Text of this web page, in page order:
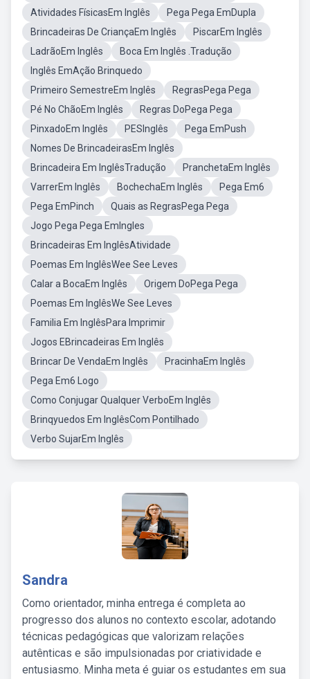
Atividades FísicasEm Inglês
Pega Pega EmDupla
Brincadeiras De CriançaEm Inglês
PiscarEm Inglês
LadrãoEm Inglês
Boca Em Inglês .Tradução
Inglês EmAção Brinquedo
Primeiro SemestreEm Inglês
RegrasPega Pega
Pé No ChãoEm Inglês
Regras DoPega Pega
PinxadoEm Inglês
PESInglês
Pega EmPush
Nomes De BrincadeirasEm Inglês
Brincadeira Em InglêsTradução
PranchetaEm Inglês
VarrerEm Inglês
BochechaEm Inglês
Pega Em6
Pega EmPinch
Quais as RegrasPega Pega
Jogo Pega Pega EmIngles
Brincadeiras Em InglêsAtividade
Poemas Em InglêsWee See Leves
Calar a BocaEm Inglês
Origem DoPega Pega
Poemas Em InglêsWe See Leves
Familia Em InglêsPara Imprimir
Jogos EBrincadeiras Em Inglês
Brincar De VendaEm Inglês
PracinhaEm Inglês
Pega Em6 Logo
Como Conjugar Qualquer VerboEm Inglês
Brinqyuedos Em InglêsCom Pontilhado
Verbo SujarEm Inglês
Sandra
Como orientador, minha entrega é completa ao
progresso dos alunos no contexto escolar, adotando
técnicas pedagógicas que valorizam relações
autênticas e são impulsionadas por criatividade e
entusiasmo. Minha meta é guiar os estudantes em sua